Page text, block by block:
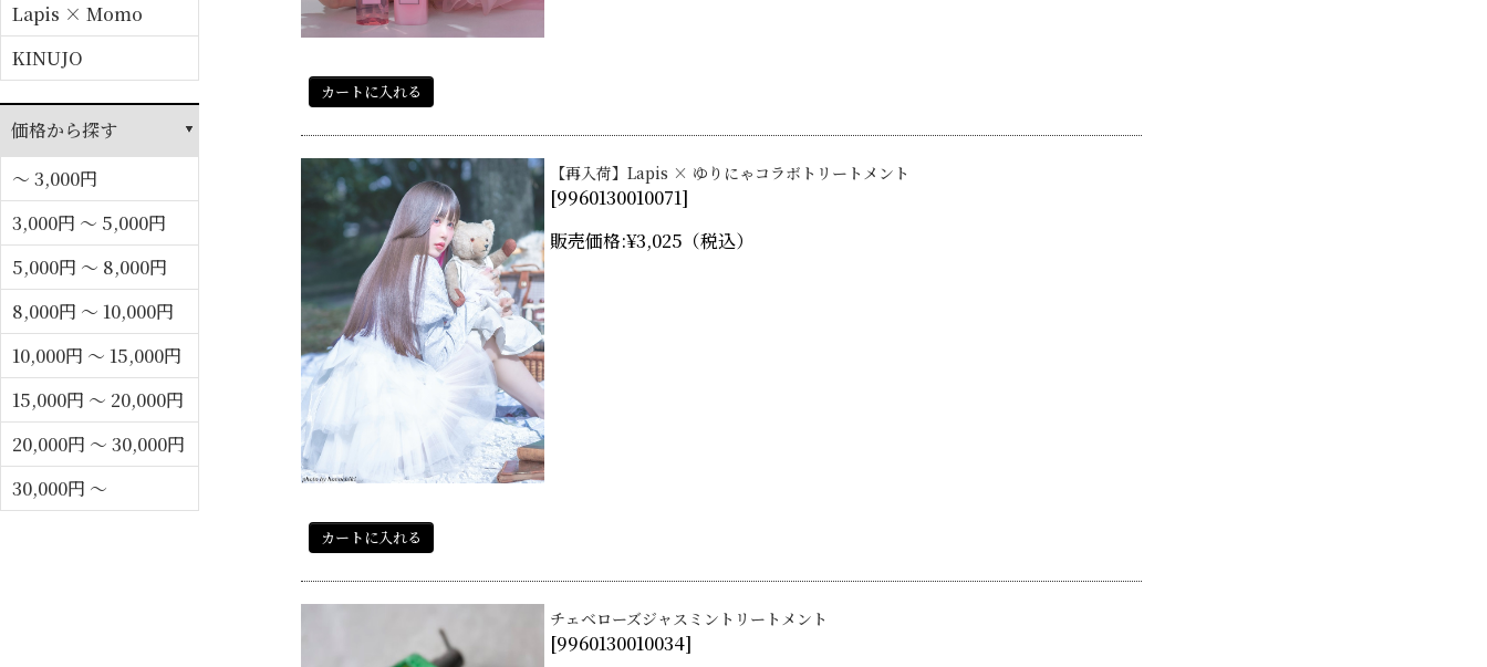
Lapis × Momo
KINUJO
価格から探す
～ 3,000円
3,000円 ～ 5,000円
5,000円 ～ 8,000円
8,000円 ～ 10,000円
10,000円 ～ 15,000円
15,000円 ～ 20,000円
20,000円 ～ 30,000円
30,000円 ～
カートに入れる
【再入荷】Lapis × ゆりにゃコラボトリートメント
[9960130010071]
販売価格:¥3,025 （税込）
カートに入れる
チェベローズジャスミントリートメント
[9960130010034]